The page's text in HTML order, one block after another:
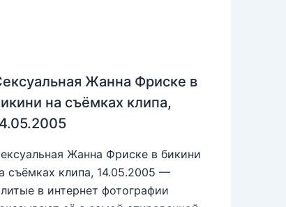
Жанна Фриске в
на съёмках клипа,
Жанна Фриске в бикини
съёмках клипа, 14.05.2005 —
в интернет фотографии